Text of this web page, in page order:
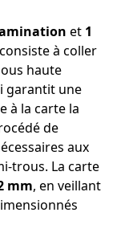
et 1
à coller
haute
garantit une
à la carte la
de
aux
trous. La carte
mm, en veillant